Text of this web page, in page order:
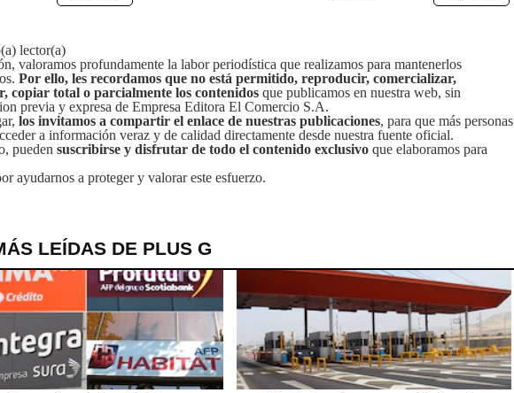
lector(a)
valoramos profundamente la labor periodística que realizamos para mantenerlos
Por ello, les recordamos que no está permitido, reproducir, comercializar,
copiar total o parcialmente los contenidos que publicamos en nuestra web, sin
previa y expresa de Empresa Editora El Comercio S.A.
los invitamos a compartir el enlace de nuestras publicaciones, para que más personas
a información veraz y de calidad directamente desde nuestra fuente oficial.
pueden suscribirse y disfrutar de todo el contenido exclusivo que elaboramos para
ayudarnos a proteger y valorar este esfuerzo.
LEÍDAS DE PLUS G